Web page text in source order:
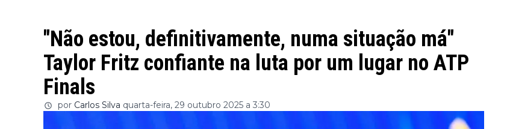
"Não estou, definitivamente, numa situação má"
Taylor Fritz confiante na luta por um lugar no ATP
Finals
por Carlos Silva quarta-feira, 29 outubro 2025 a 3:30